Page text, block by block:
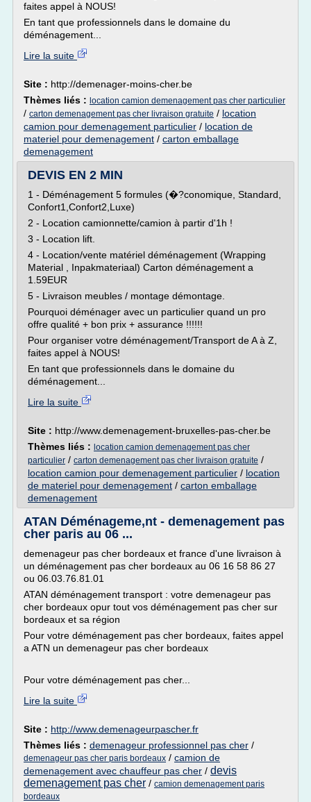
faites appel à NOUS!
En tant que professionnels dans le domaine du
déménagement...
Lire la suite
Site : http://demenager-moins-cher.be
Thèmes liés : location camion demenagement pas cher particulier
/ carton demenagement pas cher livraison gratuite / location
camion pour demenagement particulier / location de
materiel pour demenagement / carton emballage
demenagement
DEVIS EN 2 MIN
1 - Déménagement 5 formules (�?conomique, Standard,
Confort1,Confort2,Luxe)
2 - Location camionnette/camion à partir d'1h !
3 - Location lift.
4 - Location/vente matériel déménagement (Wrapping
Material , Inpakmateriaal) Carton déménagement a
1.59EUR
5 - Livraison meubles / montage démontage.
Pourquoi déménager avec un particulier quand un pro
offre qualité + bon prix + assurance !!!!!!
Pour organiser votre déménagement/Transport de A à Z,
faites appel à NOUS!
En tant que professionnels dans le domaine du
déménagement...
Lire la suite
Site : http://www.demenagement-bruxelles-pas-cher.be
Thèmes liés : location camion demenagement pas cher
particulier / carton demenagement pas cher livraison gratuite /
location camion pour demenagement particulier / location
de materiel pour demenagement / carton emballage
demenagement
ATAN Déménageme,nt - demenagement pas
cher paris au 06 ...
demenageur pas cher bordeaux et france d'une livraison à
un déménagement pas cher bordeaux au 06 16 58 86 27
ou 06.03.76.81.01
ATAN déménagement transport : votre demenageur pas
cher bordeaux opur tout vos déménagement pas cher sur
bordeaux et sa région
Pour votre déménagement pas cher bordeaux, faites appel
a ATN un demenageur pas cher bordeaux
Pour votre déménagement pas cher...
Lire la suite
Site : http://www.demenageurpascher.fr
Thèmes liés : demenageur professionnel pas cher /
demenageur pas cher paris bordeaux / camion de
demenagement avec chauffeur pas cher / devis
demenagement pas cher / camion demenagement paris
bordeaux